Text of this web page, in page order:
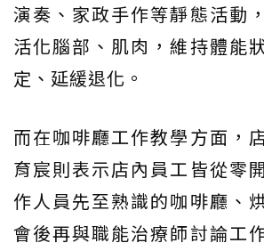
演奏、家政手作等靜態活動
活化腦部、肌肉，維持體能
定、延緩退化。
而在咖啡廳工作教學方面，
育宸則表示店內員工皆從零
作人員先至熟識的咖啡廳、
會後再與職能治療師討論工